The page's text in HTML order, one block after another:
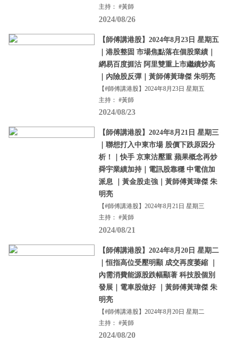
主持： #黃師
2024/08/26
【師傅講港股】2024年8月23日 星期五
｜港股整固 市場焦點落在個股業績｜
網易百度捱沽 阿里雙重上市繼續炒高
｜內險股反彈｜黃師傅黃瑋傑 朱明亮
【#師傅講港股】2024年8月23日 星期五
主持： #黃師
2024/08/23
【師傅講港股】2024年8月21日 星期三
｜聯想打入中東市場 股價下跌原因分
析！｜快手 京東沽壓重 蘋果概念再炒
舜宇業績加持｜電訊股靠穩 中電信加
派息 ｜黃金股走強｜黃師傅黃瑋傑 朱
明亮
【#師傅講港股】2024年8月21日 星期三
主持： #黃師
2024/08/21
【師傅講港股】2024年8月20日 星期二
｜恒指高位受壓明顯 成交再度萎縮 ｜
內需消費能源股跌幅顯著 科技股個別
發展｜電車股做好 ｜黃師傅黃瑋傑 朱
明亮
【#師傅講港股】2024年8月20日 星期二
主持： #黃師
2024/08/20